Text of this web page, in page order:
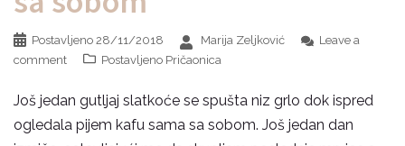
Postavljeno 28/11/2018 Marija Zeljković
Leave a
comment
Postavljeno Pričaonica
Još jedan gutljaj slatkoće se spušta niz grlo dok ispred
ogledala pijem kafu sama sa sobom. Još jedan dan